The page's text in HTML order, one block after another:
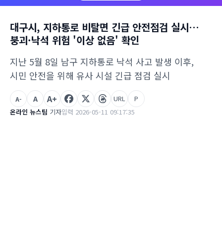
대구시, 지하통로 비탈면 긴급 안전점검 실시…
붕괴·낙석 위험 '이상 없음' 확인
지난 5월 8일 남구 지하통로 낙석 사고 발생 이후,
시민 안전을 위해 유사 시설 긴급 점검 실시
온라인 뉴스팀 기자입력 2026-05-11 09:17:35
A- A A+ URL P